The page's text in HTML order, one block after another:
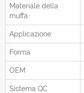
Materiale della
muffa
Applicazione
Forma
OEM
Sistema QC